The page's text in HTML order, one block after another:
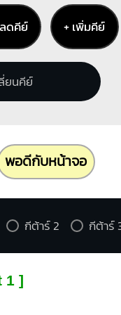
ดคีย์ + เพิ่มคีย์
ยนคีย์
พอดีกับหน้าจอ
กีต้าร์ 2 กีต้าร์
1 ]